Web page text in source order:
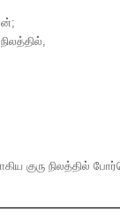
குரு நிலத்தில்